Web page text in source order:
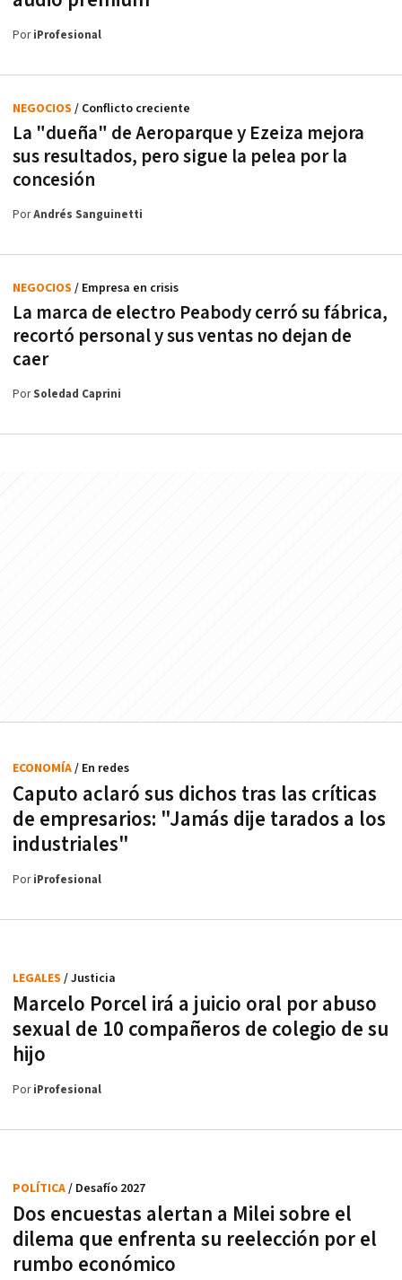
PoriProfesional
La "dueña" de Aeroparque y Ezeiza mejora
sus resultados, pero sigue la pelea por la
concesión
NEGOCIOS / Conflicto creciente
PorAndrés Sanguinetti
La marca de electro Peabody cerró su fábrica,
recortó personal y sus ventas no dejan de
caer
NEGOCIOS / Empresa en crisis
PorSoledad Caprini
Caputo aclaró sus dichos tras las críticas
de empresarios: "Jamás dije tarados a los
industriales"
ECONOMÍA/ En redes
PoriProfesional
Marcelo Porcel irá a juicio oral por abuso
sexual de 10 compañeros de colegio de su
hijo
LEGALES / Justicia
PoriProfesional
Dos encuestas alertan a Milei sobre el
dilema que enfrenta su reelección por el
rumbo económico
POLÍTICA/ Desafío 2027